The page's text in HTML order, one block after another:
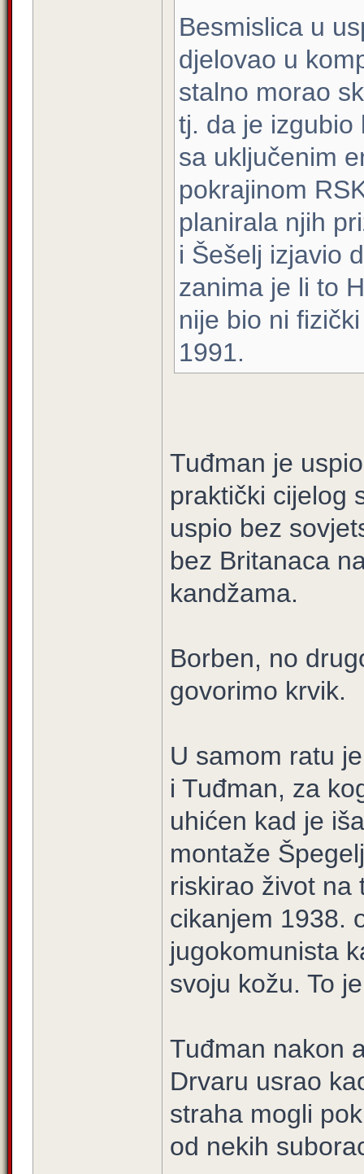
Besmislica u
djelovao u
stalno morao
tj. da je izgubio
sa uključenim
pokrajinom
planirala njih
i Šešelj izjavio
zanima je li to
nije bio ni
1991.
Tuđman je
praktički cijelog
uspio bez
bez Britanaca
kandžama.
Borben, no
govorimo krvik.
U samom ratu
i Tuđman, za
uhićen kad je
montaže
riskirao život na
cikanjem 1938.
jugokomunista
svoju kožu. To
Tuđman nakon
Drvaru usrao
straha mogli
od nekih